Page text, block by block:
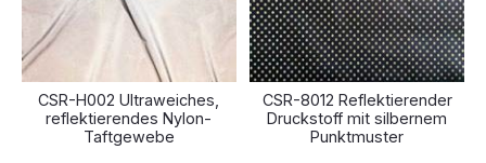
CSR-H002 Ultraweiches,
reflektierendes Nylon-
Taftgewebe
CSR-8012 Reflektierender
Druckstoff mit silbernem
Punktmuster